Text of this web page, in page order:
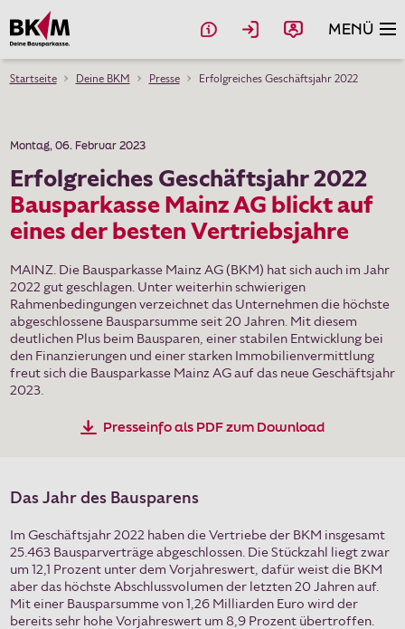
MENÜ
Bauen & Kaufen
Modernisierung
Anschlussfinanzierung
Geldanlage
Rechner
Ratgeber
Deine BKM
Dein Konto
Berater:in suchen
Suche
Startseite Deine BKM Presse Erfolgreiches Geschäftsjahr 2022
Montag, 06. Februar 2023
Erfolgreiches Geschäftsjahr 2022
​​​​​​​Bausparkasse Mainz AG blickt auf
eines der besten Vertriebsjahre
MAINZ. Die Bausparkasse Mainz AG (BKM) hat sich auch im Jahr
2022 gut geschlagen. Unter weiterhin schwierigen
Rahmenbedingungen verzeichnet das Unternehmen die höchste
abgeschlossene Bausparsumme seit 20 Jahren. Mit diesem
deutlichen Plus beim Bausparen, einer stabilen Entwicklung bei
den Finanzierungen und einer starken Immobilienvermittlung
freut sich die Bausparkasse Mainz AG auf das neue Geschäftsjahr
2023.
Presseinfo als PDF zum Download
Das Jahr des Bausparens
Im Geschäftsjahr 2022 haben die Vertriebe der BKM insgesamt
25.463 Bausparverträge abgeschlossen. Die Stückzahl liegt zwar
um 12,1 Prozent unter dem Vorjahreswert, dafür weist die BKM
aber das höchste Abschlussvolumen der letzten 20 Jahren auf.
Mit einer Bausparsumme von 1,26 Milliarden Euro wird der
bereits sehr hohe Vorjahreswert um 8,9 Prozent übertroffen.
Mach mit bei der Online-Umfrage zum Thema
„Beliebteste Bausparkasse 2026“von Euro am
Sonntag und unterstütze uns mit deiner Bewertung.
Als Dankeschön fürs Mitmachen verlosen wir unter allen
Teilnehmenden drei Amazon-Gutscheine im Wert von je 50 €.
Jetzt abstimmen
Schließen